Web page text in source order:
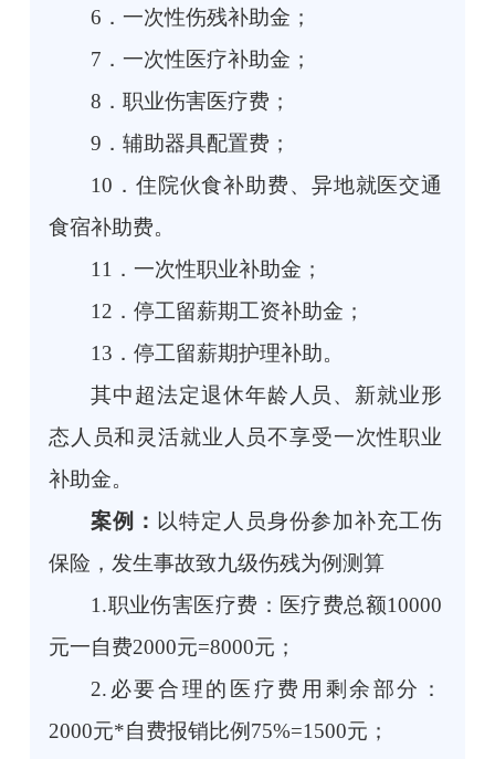
6．一次性伤残补助金；
7．一次性医疗补助金；
8．职业伤害医疗费；
9．辅助器具配置费；
10．住院伙食补助费、异地就医交通
食宿补助费。
11．一次性职业补助金；
12．停工留薪期工资补助金；
13．停工留薪期护理补助。
其中超法定退休年龄人员、新就业形
态人员和灵活就业人员不享受一次性职业
补助金。
案例： 以特定人员身份参加补充工伤
保险，发生事故致九级伤残为例测算
1.职业伤害医疗费：医疗费总额10000
元一自费2000元=8000元；
2.必要合理的医疗费用剩余部分：
2000元*自费报销比例75%=1500元；